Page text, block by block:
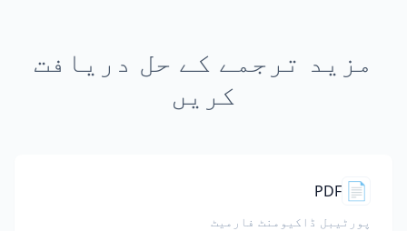
مزید ترجمے کے حل دریافت
کریں
📄
PDF
پورٹیبل ڈاکیومنٹ فارمیٹ